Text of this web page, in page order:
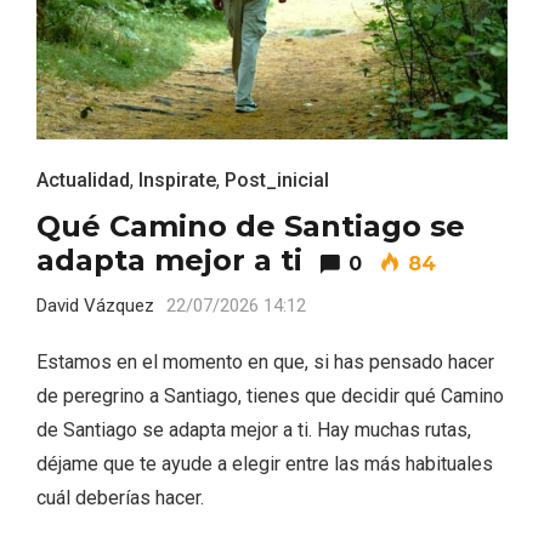
Actualidad, Inspirate, Post_inicial
Qué Camino de Santiago se
adapta mejor a ti
0 84
David Vázquez 22/07/2026 14:12
Estamos en el momento en que, si has pensado hacer
de peregrino a Santiago, tienes que decidir qué Camino
de Santiago se adapta mejor a ti. Hay muchas rutas,
déjame que te ayude a elegir entre las más habituales
cuál deberías hacer.
ACCEDER
Ultimas entradas